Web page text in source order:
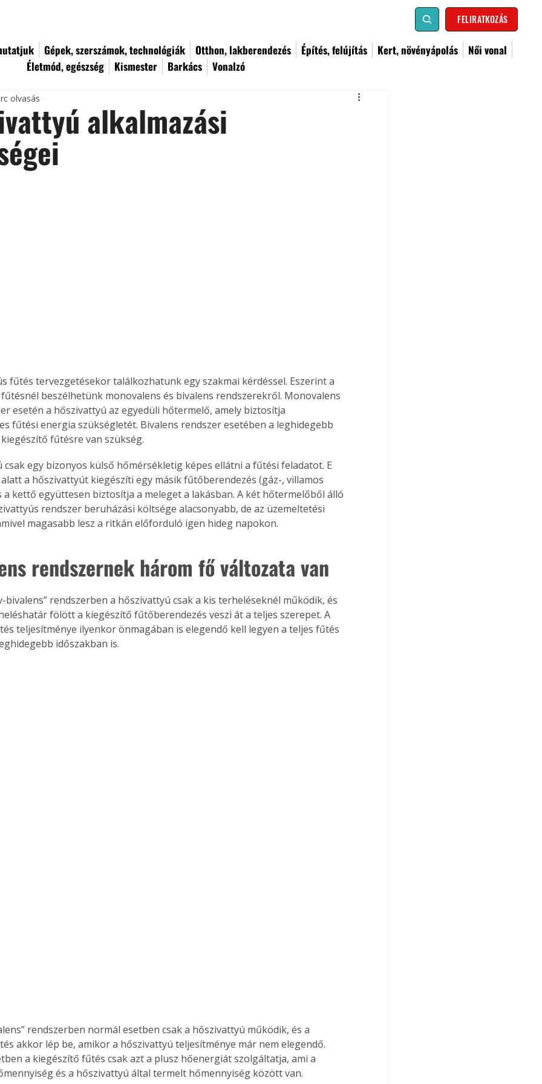
FELIRATKOZÁS
Gépek, szerszámok, technológiák Otthon, lakberendezés Építés, felújítás Kert, növényápolás
Női vonal
Életmód, egészség
Kismester Barkács Vonalzó
alkalmazási
olvasás
fűtés tervezgetésekor találkozhatunk egy szakmai kérdéssel. Eszerint a
beszélhetünk monovalens és bivalens rendszerekről. Monovalens
esetén a hőszivattyú az egyedüli hőtermelő, amely biztosítja
fűtési energia szükségletét. Bivalens rendszer esetében a leghidegebb
fűtésre van szükség.
csak egy bizonyos külső hőmérsékletig képes ellátni a fűtési feladatot. E
a hőszivattyút kiegészíti egy másik fűtőberendezés (gáz-, villamos
a kettő együttesen biztosítja a meleget a lakásban. A két hőtermelőből álló
rendszer beruházási költsége alacsonyabb, de az üzemeltetési
magasabb lesz a ritkán előforduló igen hideg napokon.
rendszernek három fő változata van
bivalens” rendszerben a hőszivattyú csak a kis terheléseknél működik, és
fölött a kiegészítő fűtőberendezés veszi át a teljes szerepet. A
teljesítménye ilyenkor önmagában is elegendő kell legyen a teljes fűtés
időszakban is.
rendszerben normál esetben csak a hőszivattyú működik, és a
akkor lép be, amikor a hőszivattyú teljesítménye már nem elegendő.
a kiegészítő fűtés csak azt a plusz hőenergiát szolgáltatja, ami a
és a hőszivattyú által termelt hőmennyiség között van.